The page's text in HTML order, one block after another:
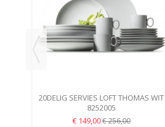
20DELIG SERVIES LOFT THOMAS WIT
HOGE TAS
8252005
€ 149,00€ 256,00